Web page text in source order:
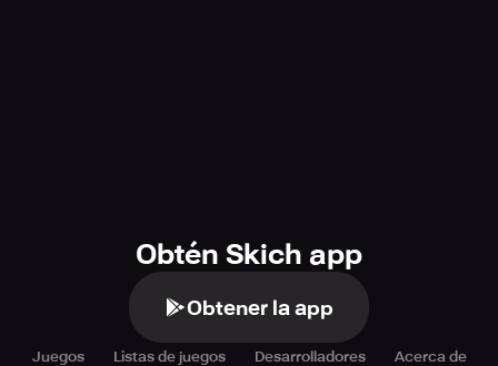
Obtén Skich app
Obtener la app
Juegos Listas de juegos Desarrolladores
Acerca de